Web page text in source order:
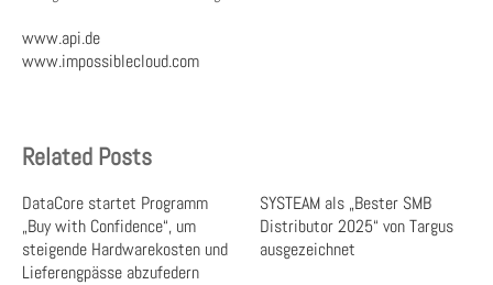
www.api.de
www.impossiblecloud.com
Related Posts
DataCore startet Programm
„Buy with Confidence“, um
steigende Hardwarekosten und
Lieferengpässe abzufedern
SYSTEAM als „Bester SMB
Distributor 2025“ von Targus
ausgezeichnet